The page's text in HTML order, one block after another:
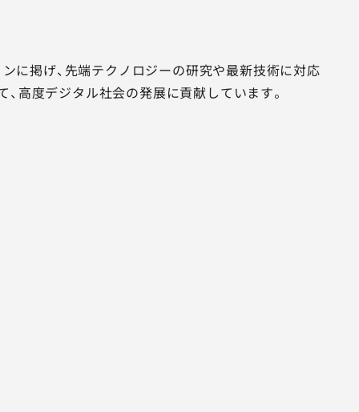
に掲げ、先端テクノロジーの研究や最新技術に対応
高度デジタル社会の発展に貢献しています。